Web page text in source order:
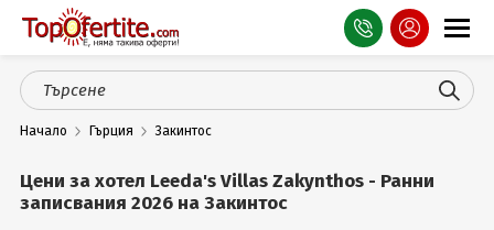
Оферти
СПА
Планина
Начало Гърция Закинтос
Цени за хотел Leeda's Villas Zakynthos - Ранни
записвания 2026 на Закинтос